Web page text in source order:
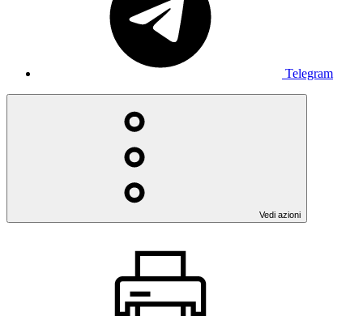
Telegram
Vedi azioni